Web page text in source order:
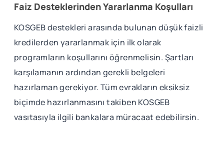
Faiz Desteklerinden Yararlanma Koşulları
KOSGEB destekleri arasında bulunan düşük faizli
kredilerden yararlanmak için ilk olarak
programların koşullarını öğrenmelisin. Şartları
karşılamanın ardından gerekli belgeleri
hazırlaman gerekiyor. Tüm evrakların eksiksiz
biçimde hazırlanmasını takiben KOSGEB
vasıtasıyla ilgili bankalara müracaat edebilirsin.